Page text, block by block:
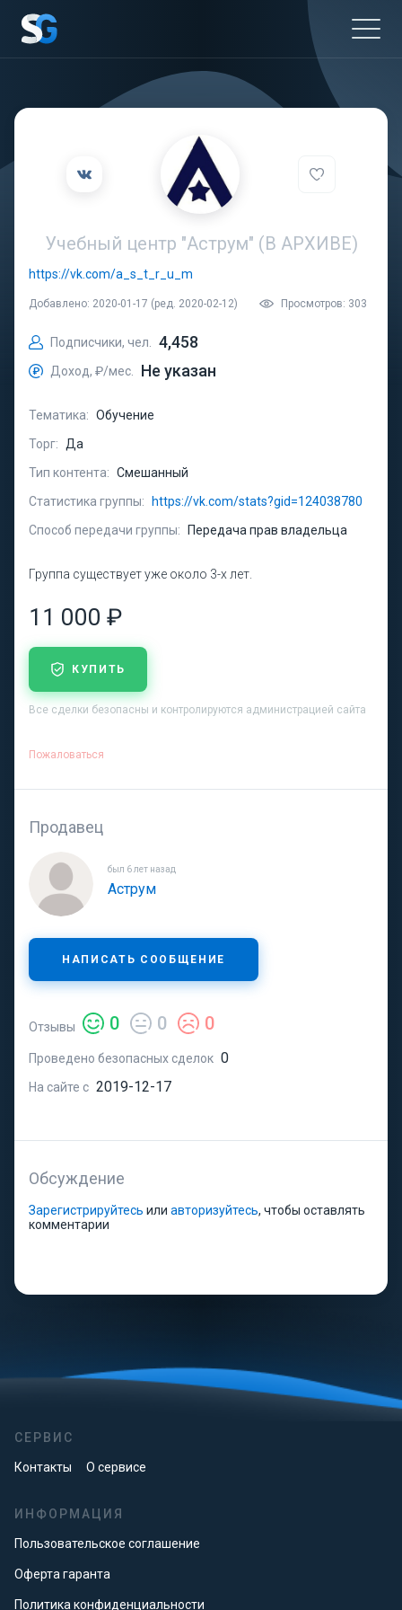
Учебный центр "Аструм" (В АРХИВЕ)
https://vk.com/a_s_t_r_u_m
Добавлено: 2020-01-17 (ред. 2020-02-12) Просмотров: 303
Подписчики, чел. 4,458
Доход, ₽/мес. Не указан
Тематика: Обучение
Торг:
Да
Тип контента: Смешанный
Статистика группы:
https://vk.com/stats?gid=124038780
Способ передачи группы:
Передача прав владельца
Группа существует уже около 3-х лет.
11 000 ₽
КУПИТЬ
Все сделки безопасны и контролируются администрацией сайта
Пожаловаться
Продавец
был 6 лет назад
Аструм
НАПИСАТЬ СООБЩЕНИЕ
Отзывы 0 0 0
Проведено безопасных сделок 0
На сайте с 2019-12-17
Обсуждение
Зарегистрируйтесь или авторизуйтесь, чтобы оставлять
комментарии
СЕРВИС
Контакты О сервисе
ИНФОРМАЦИЯ
Пользовательское соглашение
Оферта гаранта
Политика конфиденциальности